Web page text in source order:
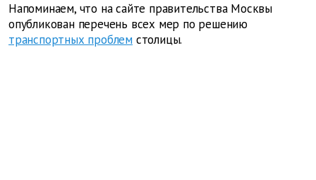
Напоминаем, что на сайте правительства Москвы
опубликован перечень всех мер по решению
транспортных проблем столицы.